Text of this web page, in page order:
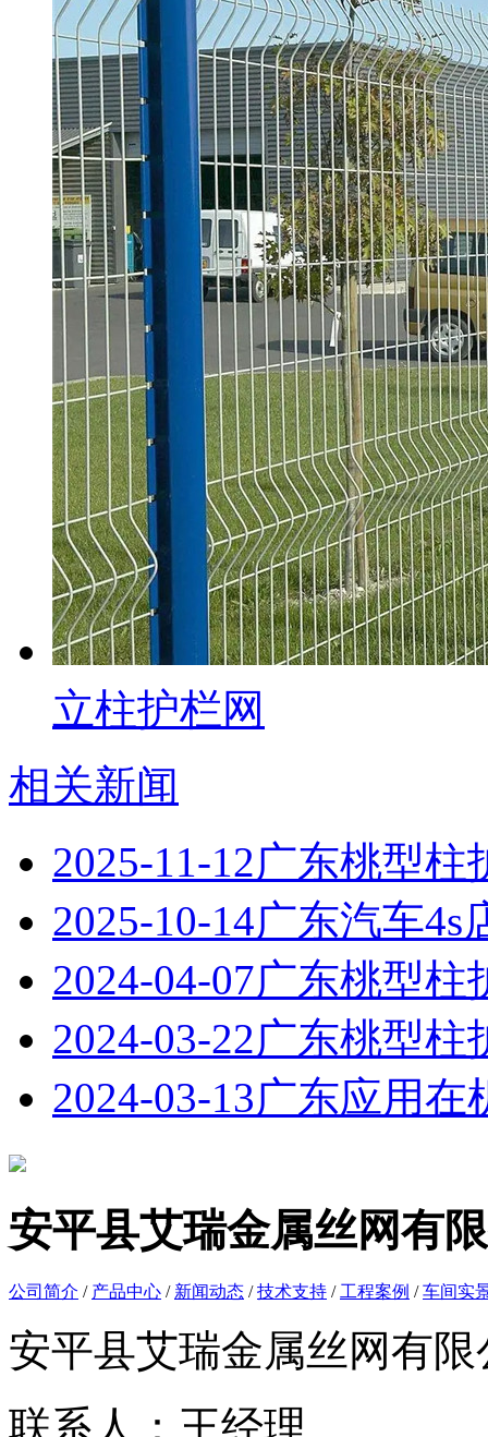
立柱护栏网
相关新闻
2025-11-12广东桃型柱
2025-10-14广东汽车4s
2024-04-07广东桃型柱
2024-03-22广东桃型柱
2024-03-13广东应用在
安平县艾瑞金属丝网有
公司简介 / 产品中心 / 新闻动态 /技术支持 / 工程案例 /车间实
安平县艾瑞金属丝网有限
联系人：王经理